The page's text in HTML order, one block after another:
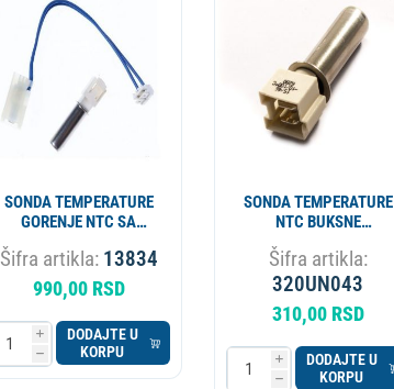
SONDA TEMPERATURE
GORENJE NTC SA
ADAPTEROM 896898
ORIGINAL
Šifra artikla: 13834
990,00 RSD
i
h
DODAJTE U
KORPU
SONDA TEMPERATURE
NTC BUKSNE
WHIRLPOOL TRL200ZN
IG4817
Šifra artikla:
320UN043
310,00 RSD
i
h
DODAJTE U
KORPU